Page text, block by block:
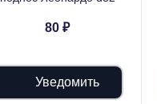
80 ₽
Уведомить